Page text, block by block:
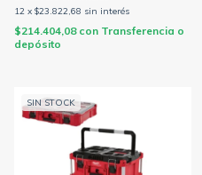
12 x $23.822,68 sin interés
$214.404,08 con Transferencia o
depósito
SIN STOCK